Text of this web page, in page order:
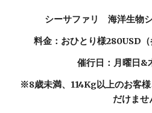
シーサファリ 海洋生物
料金：おひとり様280USD（
催行日：月曜日&
※8歳未満、114Kg以上のお客
だけませ